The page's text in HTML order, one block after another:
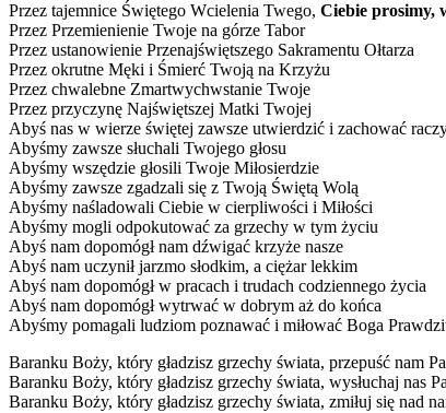
Przez tajemnice Świętego Wcielenia Twego, Ciebie prosimy,
Przez Przemienienie Twoje na górze Tabor
Przez ustanowienie Przenajświętszego Sakramentu Ołtarza
Przez okrutne Męki i Śmierć Twoją na Krzyżu
Przez chwalebne Zmartwychwstanie Twoje
Przez przyczynę Najświętszej Matki Twojej
Abyś nas w wierze świętej zawsze utwierdzić i zachować
Abyśmy zawsze słuchali Twojego głosu
Abyśmy wszędzie głosili Twoje Miłosierdzie
Abyśmy zawsze zgadzali się z Twoją Świętą Wolą
Abyśmy naśladowali Ciebie w cierpliwości i Miłości
Abyśmy mogli odpokutować za grzechy w tym życiu
Abyś nam dopomógł nam dźwigać krzyże nasze
Abyś nam uczynił jarzmo słodkim, a ciężar lekkim
Abyś nam dopomógł w pracach i trudach codziennego życia
Abyś nam dopomógł wytrwać w dobrym aż do końca
Abyśmy pomagali ludziom poznawać i miłować Boga
Baranku Boży, który gładzisz grzechy świata, przepuść nam
Baranku Boży, który gładzisz grzechy świata, wysłuchaj nas
Baranku Boży, który gładzisz grzechy świata, zmiłuj się nad